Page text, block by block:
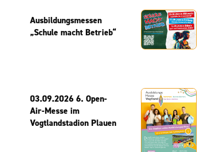
Ausbildungsmessen
„Schule macht Betrieb“
03.09.2026 6. Open-
Air-Messe im
Vogtlandstadion Plauen